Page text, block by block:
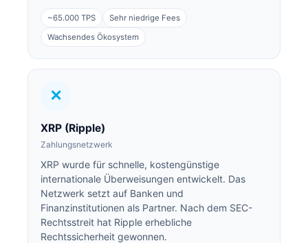
~65.000 TPS
Sehr niedrige Fees
Wachsendes Ökosystem
✕
XRP (Ripple)
Zahlungsnetzwerk
XRP wurde für schnelle, kostengünstige
internationale Überweisungen entwickelt. Das
Netzwerk setzt auf Banken und
Finanzinstitutionen als Partner. Nach dem SEC-
Rechtsstreit hat Ripple erhebliche
Rechtssicherheit gewonnen.